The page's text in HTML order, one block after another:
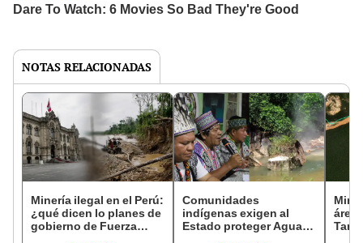
NOTAS RELACIONADAS
Minería ilegal en el Perú:
¿qué dicen lo planes de
gobierno de Fuerza
Comunidades
indígenas exigen al
Estado proteger Aguas
área